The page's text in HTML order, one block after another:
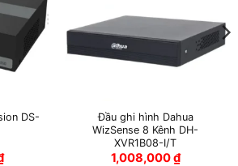
DS-
Đầu ghi hình Dahua
WizSense 8 Kênh DH-
XVR1B08-I/T
1,008,000₫